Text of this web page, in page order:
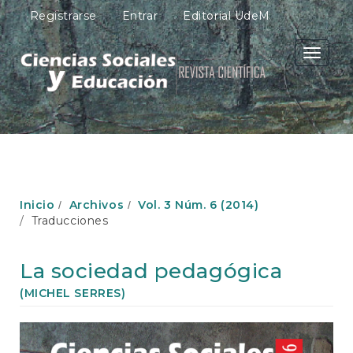
N
a
v
e
g
a
c
i
ó
n
a
l
o
n
Registrarse Entrar Editorial UdeM
Toggle
Inicio Archivos
Vol. 3 Núm. 6 (2014)
Traducciones
La sociedad pedagógica
(MICHEL SERRES)
Barra